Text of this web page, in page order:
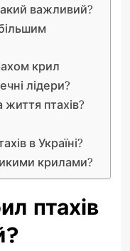
важливий?
крил
лідери?
птахів?
в Україні?
крилами?
птахів